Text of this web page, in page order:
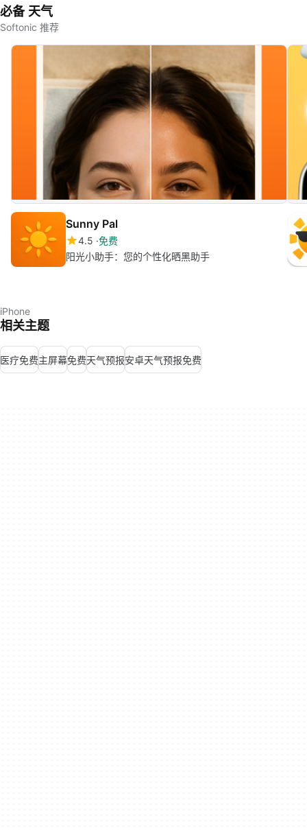
必备 天气
Softonic 推荐
Sunny Pal
4.5 免费
阳光小助手：您的个性化晒黑助手
iPhone
相关主题
医疗免费主屏幕免费天气预报安卓天气预报免费